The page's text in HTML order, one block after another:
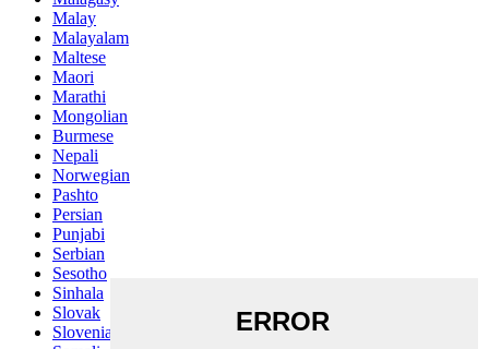
Malay
Malayalam
Maltese
Maori
Marathi
Mongolian
Burmese
Nepali
Norwegian
Pashto
Persian
Punjabi
Serbian
Sesotho
Sinhala
Slovak
Slovenian